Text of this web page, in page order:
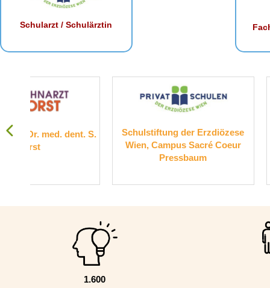
Schularzt / Schulärztin
S.
Schulstiftung der Erzdiözese
Wien, Campus Sacré Coeur
Suchthilfe
1.600